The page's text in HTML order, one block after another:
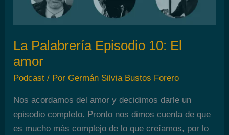
La Palabrería Episodio 10: El
amor
Podcast / Por Germán Silvia Bustos Forero
Nos acordamos del amor y decidimos darle un
episodio completo. Pronto nos dimos cuenta de que
es mucho más complejo de lo que creíamos, por lo